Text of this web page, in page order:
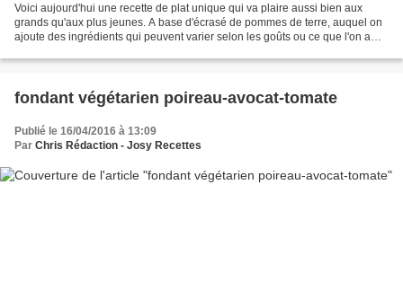
Voici aujourd'hui une recette de plat unique qui va plaire aussi bien aux
grands qu'aux plus jeunes. A base d'écrasé de pommes de terre, auquel on
ajoute des ingrédients qui peuvent varier selon les goûts ou ce que l'on a
fondant végétarien poireau-avocat-tomate
Publié le 16/04/2016 à 13:09
Par Chris Rédaction - Josy Recettes